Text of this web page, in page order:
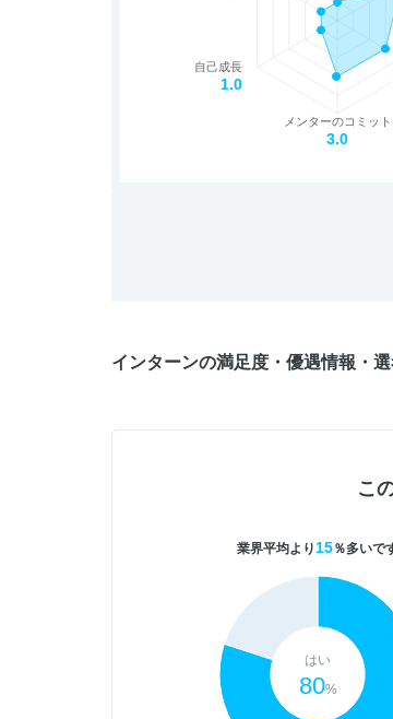
メンターのコミット
3.0
自己成長
1.0
インターンの満足度・優遇情報・
こ
業界平均より 15％多いで
はい
80%